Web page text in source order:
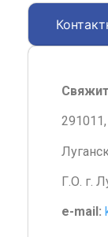
Г.О. г.
e-mail: